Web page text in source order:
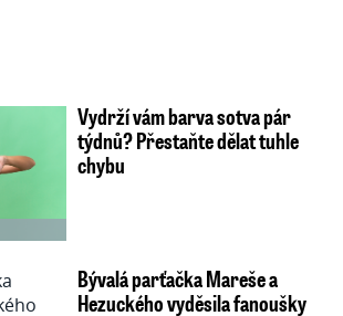
Vydrží vám barva sotva pár
týdnů? Přestaňte dělat tuhle
chybu
Bývalá parťačka Mareše a
Hezuckého vyděsila fanoušky